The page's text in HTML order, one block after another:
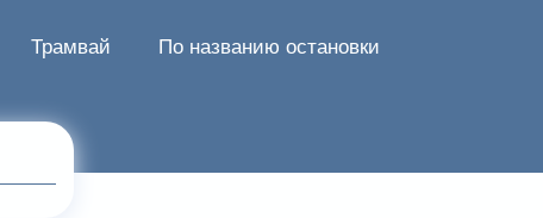
Трамвай По названию остановки